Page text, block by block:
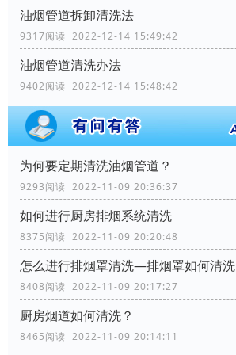
油烟管道拆卸清洗法
9317阅读 2022-12-14 15:49:42
油烟管道清洗办法
9402阅读 2022-12-14 15:48:42
为何要定期清洗油烟管道？
9293阅读 2022-11-09 20:36:37
如何进行厨房排烟系统清洗
8375阅读 2022-11-09 20:20:48
怎么进行排烟罩清洗—排烟罩如何清洗
8408阅读 2022-11-09 20:17:27
厨房烟道如何清洗？
8465阅读 2022-11-09 20:14:11